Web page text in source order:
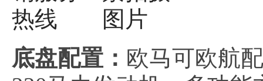
底盘配置： 欧马可欧航